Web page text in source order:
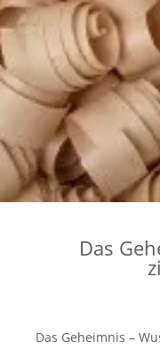
Das
Das Geheimnis –